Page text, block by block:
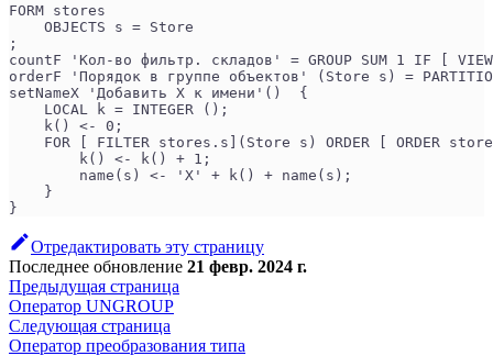
FORM stores
    OBJECTS s = Store
;
countF 'Кол-во фильтр. складов' = GROUP SUM 1 IF [
orderF 'Порядок в группе объектов' (Store s) =
setNameX 'Добавить X к имени'()  {
    LOCAL k = INTEGER ();
    k() <- 0;
FOR [ FILTER stores.s](Store s) ORDER [ ORDER
        k() <- k() + 1;
        name(s) <- 'X' + k() + name(s);
    }
}
Отредактировать эту страницу
Последнее обновление 21 февр. 2024 г.
Предыдущая страница
Оператор UNGROUP
Следующая страница
Оператор преобразования типа